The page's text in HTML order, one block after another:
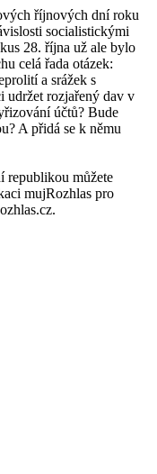
říjnových dní roku
socialistickými
28. října už ale bylo
celá řada otázek:
a srážek s
udržet rozjařený dav v
účtů? Bude
A přidá se k němu
republikou můžete
mujRozhlas pro